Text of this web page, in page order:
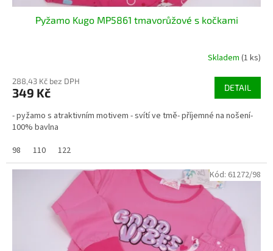
Pyžamo Kugo MP5861 tmavorůžové s kočkami
Skladem (1 ks)
288,43 Kč bez DPH
349 Kč DETAIL
- pyžamo s atraktivním motivem - svítí ve tmě- příjemné na nošení-
100% bavlna
98
110 122
Kód: 61272/98